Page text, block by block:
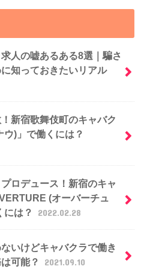
人の嘘あるある8選｜騙さ
知っておきたいリアル
新宿歌舞伎町のキャバク
ウ)」で働くには？
ロデュース！新宿のキャ
(オーバーチュ
には？
2022.02.28
いけどキャバクラで働き
可能？
2021.09.10